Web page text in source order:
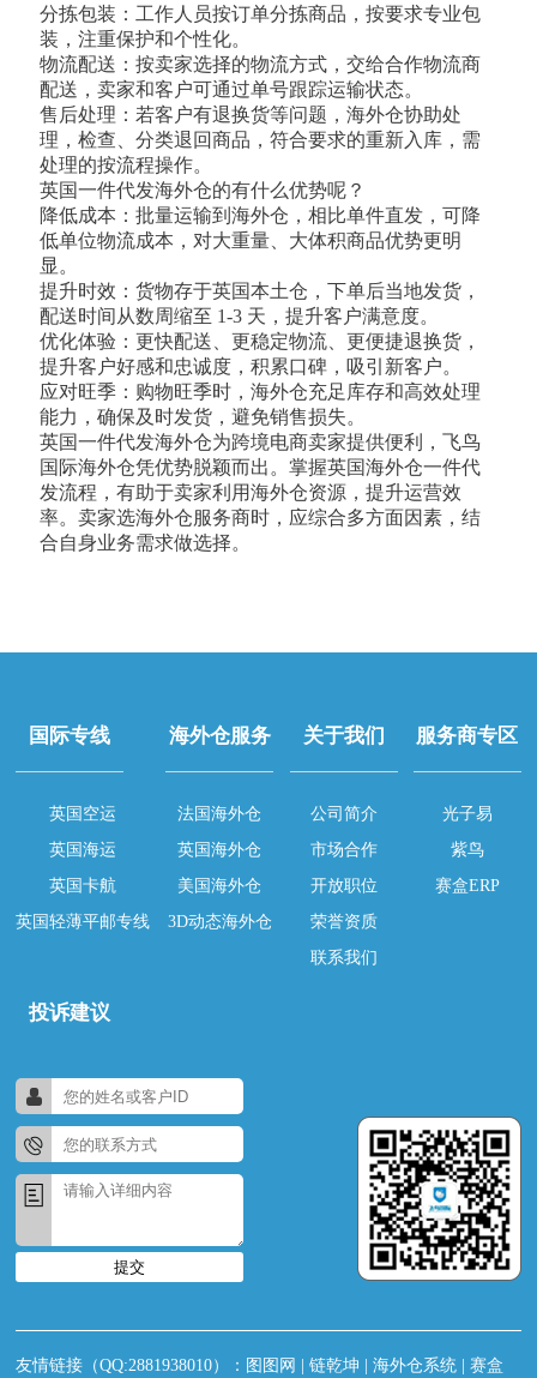
分拣包装：工作人员按订单分拣商品，按要求专业包
装，注重保护和个性化。
物流配送：按卖家选择的物流方式，交给合作物流商
配送，卖家和客户可通过单号跟踪运输状态。
售后处理：若客户有退换货等问题，海外仓协助处
理，检查、分类退回商品，符合要求的重新入库，需
处理的按流程操作。
英国一件代发海外仓的有什么优势呢？
降低成本：批量运输到海外仓，相比单件直发，可降
低单位物流成本，对大重量、大体积商品优势更明
显。
提升时效：货物存于英国本土仓，下单后当地发货，
配送时间从数周缩至 1-3 天，提升客户满意度。
优化体验：更快配送、更稳定物流、更便捷退换货，
提升客户好感和忠诚度，积累口碑，吸引新客户。
应对旺季：购物旺季时，海外仓充足库存和高效处理
能力，确保及时发货，避免销售损失。
英国一件代发海外仓为跨境电商卖家提供便利，飞鸟
国际海外仓凭优势脱颖而出。掌握英国海外仓一件代
发流程，有助于卖家利用海外仓资源，提升运营效
率。卖家选海外仓服务商时，应综合多方面因素，结
合自身业务需求做选择。
国际专线
英国空运
英国海运
英国卡航
英国轻薄平邮专线
海外仓服务
法国海外仓
英国海外仓
美国海外仓
3D动态海外仓
关于我们
公司简介
市场合作
开放职位
荣誉资质
联系我们
服务商专区
光子易
紫鸟
赛盒ERP
投诉建议
提交
友情链接（QQ:2881938010）： 图图网 |链乾坤 |海外仓系统 |赛盒